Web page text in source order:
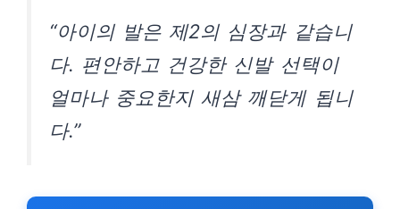
“아이의 발은 제2의 심장과 같습니
다. 편안하고 건강한 신발 선택이
얼마나 중요한지 새삼 깨닫게 됩니
다.”